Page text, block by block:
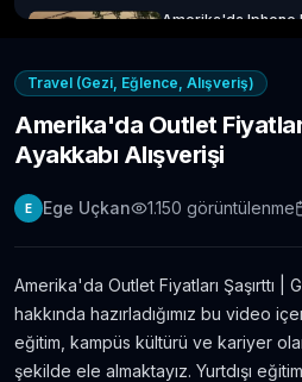
Amerika'da Iphone
Londra Erasmus
11.304gör.9 yıldan fazla
Evde Dil Öğren
8 yıldan
İngilizce Öğrenmek
Travel (Gezi, Eğlence, Alışveriş)
Amerika'da Outlet
Ayakkabı Alışverişi
E Ege Uçkan 1.150 görüntülenme
Amerika'da Outlet Fiyatları Şaşırttı |
hakkında hazırladığımız bu video
eğitim, kampüs kültürü ve kariyer
şekilde ele almaktayız. Yurtdışı